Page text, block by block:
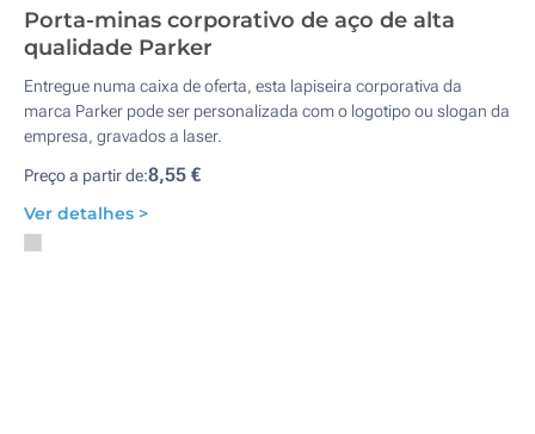
Porta-minas corporativo de aço de alta
qualidade Parker
Entregue numa caixa de oferta, esta lapiseira corporativa da
marca Parker pode ser personalizada com o logotipo ou slogan da
empresa, gravados a laser.
Preço a partir de:8,55 €
Ver detalhes >